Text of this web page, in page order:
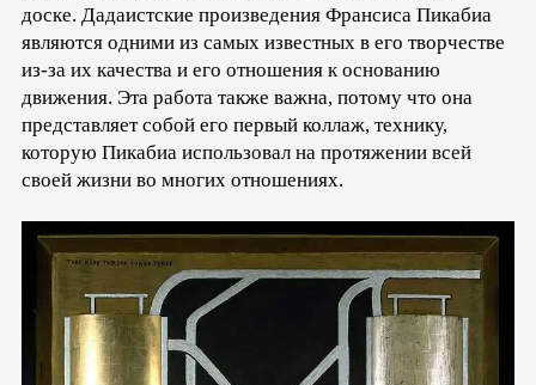
доске. Дадаистские произведения Франсиса Пикабиа
являются одними из самых известных в его творчестве
из-за их качества и его отношения к основанию
движения. Эта работа также важна, потому что она
представляет собой его первый коллаж, технику,
которую Пикабиа использовал на протяжении всей
своей жизни во многих отношениях.